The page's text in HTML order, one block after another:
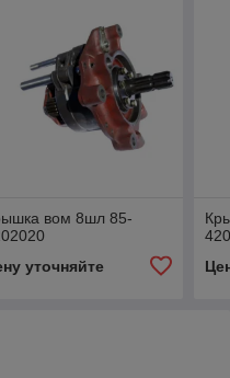
вом 8шл 85-
уточняйте